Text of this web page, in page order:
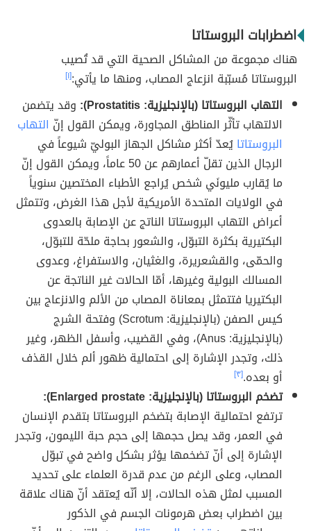
اضطرابات البروستاتا
هناك مجموعة من المشاكل الصحية التي قد تُصيب
البروستاتا مُسبّبة انزعاج المصاب، ومنها ما يأتي:[١]
التهاب البروستاتا (بالإنجليزية: Prostatitis):
وقد يتضمن
الالتهاب تأثّر المناطق المجاورة، ويمكن القول إنّ التهاب
البروستاتايُعدّ أكثر مشاكل الجهاز البوليّ شيوعاً في
الرجال الذين تقلّ أعمارهم عن 50 عاماً، ويمكن القول إنّ
ما يُقارب مليونَي شخص يُراجع الأطباء المختصين سنوياً
في الولايات المتحدة الأمريكية لأجل هذا الغرض، وتتمثل
أعراض التهاب البروستاتا الناتج عن الإصابة بالعدوى
البكتيرية بكثرة التبوّل، والشعور بحاجة ملحّة للتبوّل،
والحمّى، والقشعريرة، والغثيان، والاستفراغ، وعدوى
المسالك البولية وغيرها، أمّا الحالات غير الناتجة عن
البكتيريا فتتمثل بمعاناة المصاب من الألم والانزعاج بين
كيس الصفن (بالإنجليزية: Scrotum) وفتحة الشرج
(بالإنجليزية: Anus)، وفي القضيب، وأسفل الظهر، وغير
ذلك، وتجدر الإشارة إلى احتمالية ظهور ألم خلال القذف
أو بعده.[٣]
تضخم البروستاتا (بالإنجليزية: Enlarged prostate):
ترتفع احتمالية الإصابة بتضخم البروستاتا بتقدم الإنسان
في العمر، وقد يصل حجمها إلى حجم حبة الليمون، وتجدر
الإشارة إلى أنّ تضخمها يؤثر بشكل واضح في تبوّل
المصاب، وعلى الرغم من عدم قدرة العلماء على تحديد
المسبب لمثل هذه الحالات، إلا أنّه يُعتقد أنّ هناك علاقة
بين اضطراب بعض هرمونات الجسم في الذكور